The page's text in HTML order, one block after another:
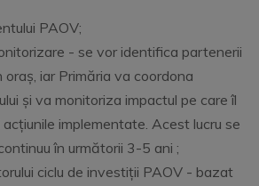
PAOV;
- se vor identifica partenerii
iar Primăria va coordona
și va monitoriza impactul pe care îl
implementate. Acest lucru se
în următorii 3-5 ani ;
ciclu de investiții PAOV - bazat